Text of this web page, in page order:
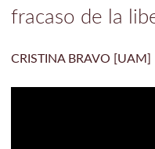
fracaso de la
CRISTINA BRAVO [UAM]